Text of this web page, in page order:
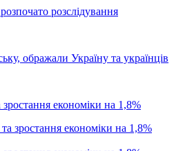
розслідування
ображали Україну та українців
економіки на 1,8%